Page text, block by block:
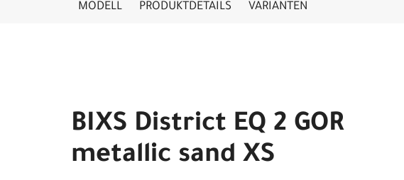
MODELL PRODUKTDETAILS VARIANTEN
BIXS District EQ 2 GOR
metallic sand XS